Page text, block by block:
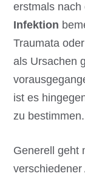
erstmals
Infektion
Traumata
als Ursachen
ist es
zu bestimmen.
Generell geht
verschiedener